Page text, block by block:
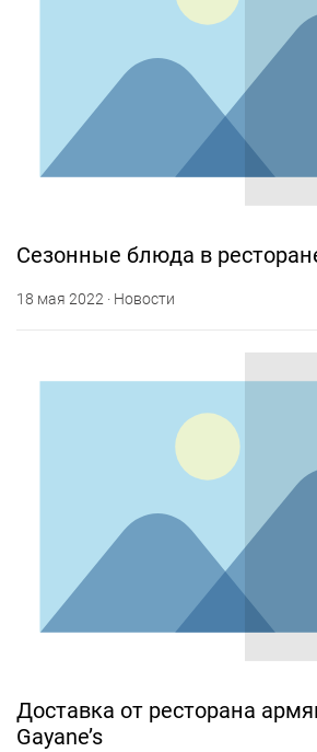
Сезонные блюда в
18 мая 2022 · Новости
Доставка от ресторана
Gayane’s